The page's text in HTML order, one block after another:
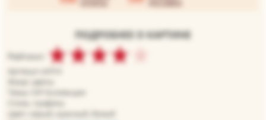
ПОДРОБНЕЕ О КАРТИНЕ
Рейтинг:
Артикул: er014
Жанр: цветы
Темы: VIP Коллекции
Стиль: графика
Цвет: серый, красный, белый